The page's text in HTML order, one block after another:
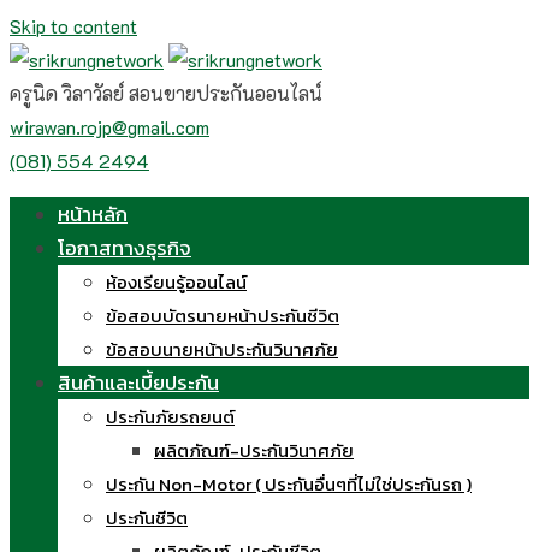
Skip to content
ครูนิด วิลาวัลย์ สอนขายประกันออนไลน์
wirawan.rojp@gmail.com
(081) 554 2494
หน้าหลัก
โอกาสทางธุรกิจ
ห้องเรียนรู้ออนไลน์
ข้อสอบบัตรนายหน้าประกันชีวิต
ข้อสอบนายหน้าประกันวินาศภัย
สินค้าและเบี้ยประกัน
ประกันภัยรถยนต์
ผลิตภัณฑ์-ประกันวินาศภัย
ประกัน Non-Motor ( ประกันอื่นๆที่ไม่ใช่ประกันรถ )
ประกันชีวิต